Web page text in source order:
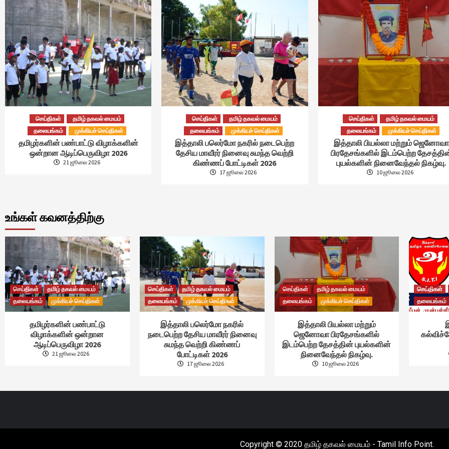
செய்திகள்
தமிழ் தகவல் மையம்
தலையங்கம்
முக்கியச் செய்திகள்
தமிழர்களின் பண்பாட்டு விழாக்களின்
ஒன்றான ஆடிப்பெருவிழா 2026
21 ஜூலை 2026
செய்திகள்
தமிழ் தகவல் மையம்
தலையங்கம்
முக்கியச் செய்திகள்
இத்தாலி பலெர்மோ நகரில் நடைபெற்ற
தேசிய மாவீரர் நினைவு சுமந்த வெற்றி
கிண்ணப் போட்டிகள் 2026
17 ஜூலை 2026
செய்திகள்
தமிழ் தகவல் மையம்
தலையங்கம்
முக்கியச் செய்திகள்
இத்தாலி பியல்லா மற்றும் ஜெனோவா
பிரதேசங்களில் இடம்பெற்ற
புயல்களின் நினைவேந்தல் நிகழ்வு.
10 ஜூலை 2026
உங்கள் கவனத்திற்கு
செய்திகள்
தமிழ் தகவல் மையம்
தலையங்கம்
முக்கியச் செய்திகள்
தமிழர்களின் பண்பாட்டு
விழாக்களின் ஒன்றான
ஆடிப்பெருவிழா 2026
21 ஜூலை 2026
செய்திகள்
தமிழ் தகவல் மையம்
தலையங்கம்
முக்கியச் செய்திகள்
இத்தாலி பலெர்மோ நகரில்
நடைபெற்ற தேசிய மாவீரர் நினைவு
சுமந்த வெற்றி கிண்ணப்
போட்டிகள் 2026
17 ஜூலை 2026
செய்திகள்
தமிழ் தகவல் மையம்
தலையங்கம்
முக்கியச் செய்திகள்
இத்தாலி பியல்லா மற்றும்
ஜெனோவா பிரதேசங்களில்
இடம்பெற்ற தேசத்தின் புயல்களின்
நினைவேந்தல் நிகழ்வு.
10 ஜூலை 2026
செய்திகள்
தலையங்கம்
Copyright © 2020 தமிழ் தகவல் மையம் - Tamil Info Point.